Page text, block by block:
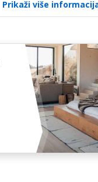
Prikaži više